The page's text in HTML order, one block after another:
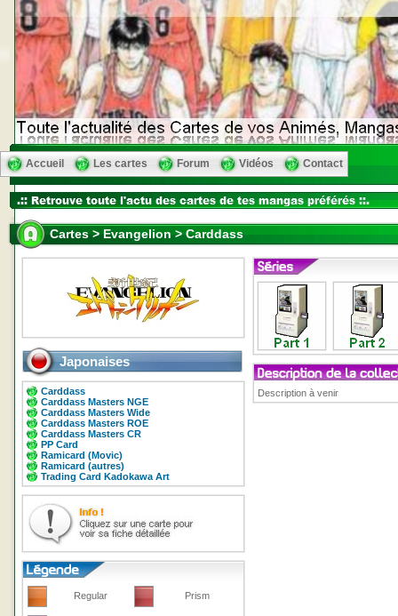
Accueil Les cartes Forum Vidéos Contact
Cartes > Evangelion > Carddass
Japonaises
Carddass
Carddass Masters NGE
Carddass Masters Wide
Carddass Masters ROE
Carddass Masters CR
PP Card
Ramicard (Movic)
Ramicard (autres)
Trading Card Kadokawa Art
Regular Prism
Description à venir